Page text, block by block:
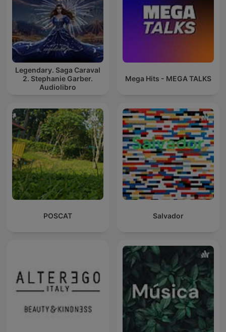
Legendary. Saga Caraval
2. Stephanie Garber.
Audiolibro
Mega Hits - MEGA TALKS
POSCAT Salvador